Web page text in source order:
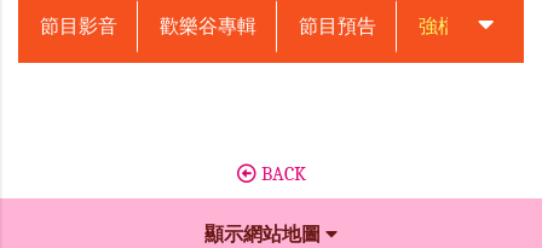
節目影音 歡樂谷專輯 節目預告 強檔動畫預告
BACK
顯示網站地圖